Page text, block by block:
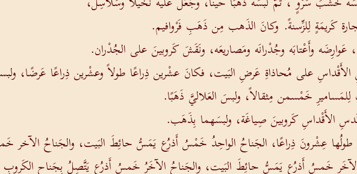
كَريمَةٍ لِلزِّسنةً. وكانَ الذَهب مِن ذَهَبِ فَرْوافيم.
عَوارِضَه وأَعْتابَه وجُدْرانَه ومَصاريعَه، ونَقَشَ كَروبينَ على الجُدْران.
على مُحاذاةِ عَرضِ البَيت، فكانَ عشْرين ذِراعًا طولاً وعشْرين ذِراعًا عَرضًا،
خَمْسمن مِثقالاً، ولبسَ العَلاليَّ ذَهَبًا.
الأَقْداسِ كَروبينَ صِياغَة، ولبسَهما بِذَهَب.
طولُها عِشْرونَ ذِراعًا، الجَناحُ الواحِدُ خَمْسُ أَذرُع يَمَسُّ حائِطَ البَيت، والجَناحُ
خَمسُ أَذرُع يَمَسُّ حائِطَ البَيت، والجَناحُ الآخَرُ خَمسُ أَذرُع يَتَّصِلُ بِجَناحِ الكَروبِ